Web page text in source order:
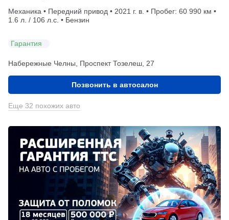
Механика • Передний привод • 2021 г. в. • Пробег: 60 990 км •
1.6 л. / 106 л.с. • Бензин
Гарантия
Набережные Челны, Проспект Тозелеш, 27
Позвонить в автосалон
Еще 32 похожих авто